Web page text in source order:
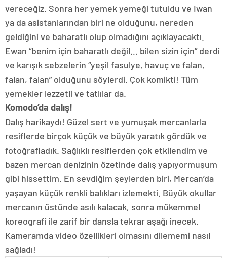
vereceğiz. Sonra her yemek yemeği tutuldu ve Iwan
ya da asistanlarından biri ne olduğunu, nereden
geldiğini ve baharatlı olup olmadığını açıklayacaktı.
Ewan “benim için baharatlı değil… bilen sizin için” derdi
ve karışık sebzelerin “yeşil fasulye, havuç ve falan,
falan, falan” olduğunu söylerdi. Çok komikti! Tüm
yemekler lezzetli ve tatlılar da.
Komodo’da dalış!
Dalış harikaydı! Güzel sert ve yumuşak mercanlarla
resiflerde birçok küçük ve büyük yaratık gördük ve
fotoğrafladık. Sağlıklı resiflerden çok etkilendim ve
bazen mercan denizinin özetinde dalış yapıyormuşum
gibi hissettim. En sevdiğim şeylerden biri, Mercan’da
yaşayan küçük renkli balıkları izlemekti. Büyük okullar
mercanın üstünde asılı kalacak, sonra mükemmel
koreografi ile zarif bir dansla tekrar aşağı inecek.
Kameramda video özellikleri olmasını dilememi nasıl
sağladı!